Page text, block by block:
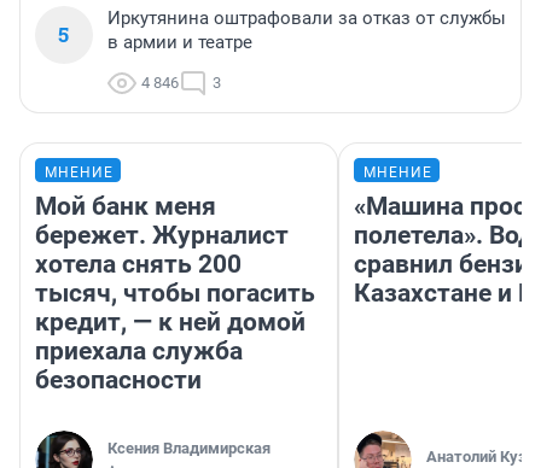
5
Иркутянина оштрафовали за отказ от службы
в армии и театре
4 846 3
МНЕНИЕ
Мой банк меня
бережет. Журналист
хотела снять 200
тысяч, чтобы погасить
кредит, — к ней домой
приехала служба
безопасности
Ксения Владимирская
МНЕНИЕ
«Машина
полетела».
сравнил
Казахстане и
Анатолий